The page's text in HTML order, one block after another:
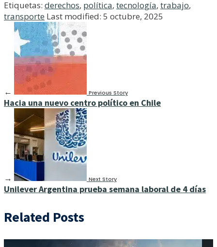
Etiquetas: derechos, política, tecnología, trabajo,
transporte Last modified: 5 octubre, 2025
← Previous Story
Hacia una nuevo centro político en Chile
→ Next Story
Unilever Argentina prueba semana laboral de 4 días
Related Posts